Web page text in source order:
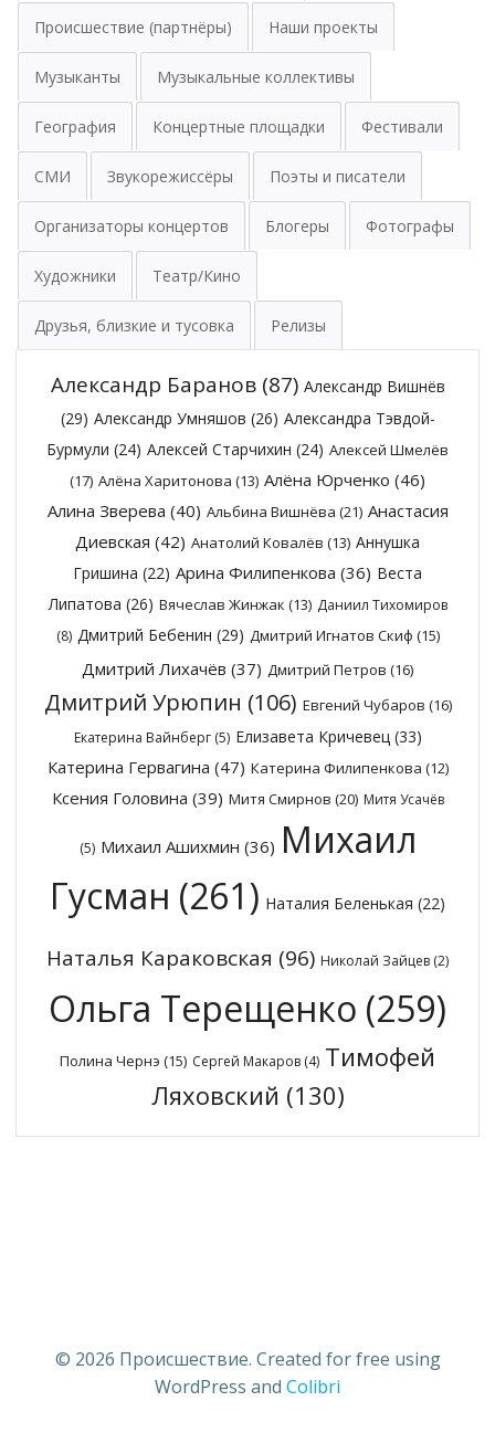
Происшествие (партнёры) Наши проекты
Музыканты Музыкальные коллективы
География Концертные площадки Фестивали
СМИ Звукорежиссёры Поэты и писатели
Организаторы концертов Блогеры Фотографы
Художники Театр/Кино
Друзья, близкие и тусовка Релизы
Александр Баранов(87) Александр Вишнёв
(29) Александр Умняшов (26) Александра Тэвдой-
Бурмули (24) Алексей Старчихин (24) Алексей Шмелёв
(17) Алёна Харитонова (13) Алёна Юрченко (46)
Алина Зверева (40) Альбина Вишнёва (21) Анастасия
Диевская (42) Анатолий Ковалёв (13) Аннушка
Гришина (22) Арина Филипенкова (36) Веста
Липатова (26) Вячеслав Жинжак (13) Даниил Тихомиров
(8) Дмитрий Бебенин (29) Дмитрий Игнатов Скиф (15)
Дмитрий Лихачёв (37) Дмитрий Петров (16)
Дмитрий Урюпин (106) Евгений Чубаров (16)
Екатерина Вайнберг(5) Елизавета Кричевец(33)
Катерина Гервагина (47) Катерина Филипенкова (12)
Ксения Головина (39) Митя Смирнов (20) Митя Усачёв
(5) Михаил Ашихмин (36) Михаил
Гусман (261) Наталия Беленькая (22)
Наталья Караковская (96) Николай Зайцев (2)
Ольга Терещенко (259)
Полина Чернэ (15) Сергей Макаров (4) Тимофей
Ляховский (130)
© 2026 Происшествие. Created for free using
WordPress and Colibri